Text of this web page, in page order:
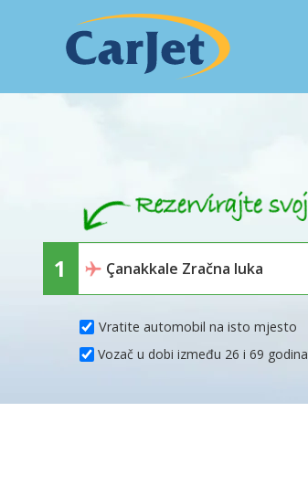
Vratite automobil na isto mjesto
Vozač u dobi između 26 i 69 godina